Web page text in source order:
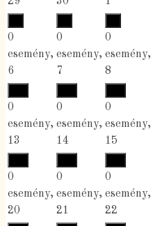
0
esemény,
6
0
esemény,
7
0
esemény,
8
0
esemény,
13
0
esemény,
14
0
esemény,
15
0
esemény,
20
0
esemény,
21
0
esemény,
22